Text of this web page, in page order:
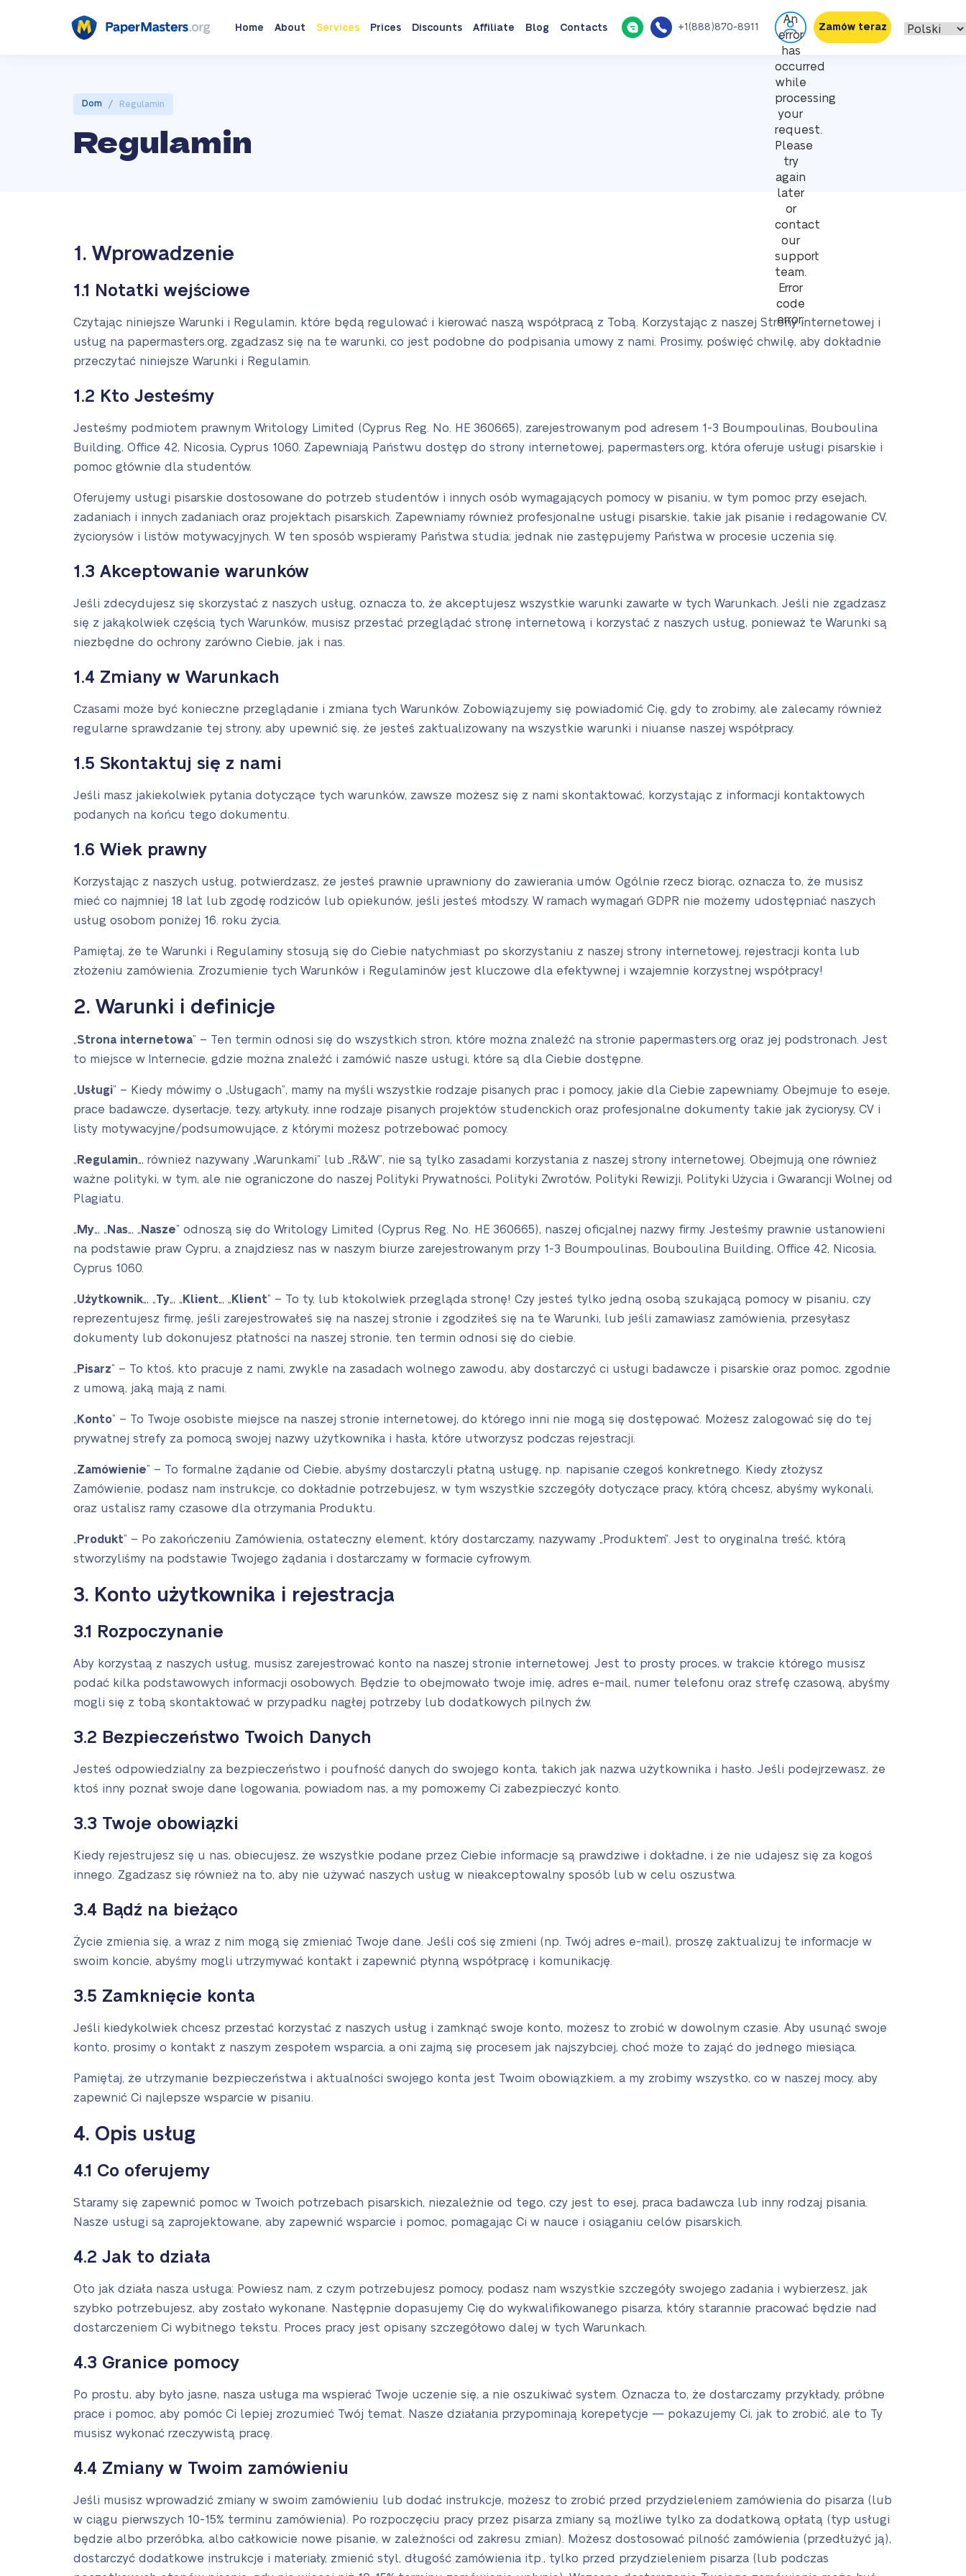
Home About Services Prices Discounts Affiliate Blog Contacts +1(888)870-8911
An
error
has
occurred
while
processing
your
request.
Please
try
again
later
or
contact
our
support
team.
Error
code
error:
Zamów teraz
Dom / Regulamin
Regulamin
1. Wprowadzenie
1.1 Notatki wejściowe
Czytając niniejsze Warunki i Regulamin, które będą regulować i kierować naszą współpracą z Tobą. Korzystając z naszej Strony internetowej i
usług na papermasters.org, zgadzasz się na te warunki, co jest podobne do podpisania umowy z nami. Prosimy, poświęć chwilę, aby dokładnie
przeczytać niniejsze Warunki i Regulamin.
1.2 Kto Jesteśmy
Jesteśmy podmiotem prawnym Writology Limited (Cyprus Reg. No. HE 360665), zarejestrowanym pod adresem 1-3 Boumpoulinas, Bouboulina
Building, Office 42, Nicosia, Cyprus 1060. Zapewniają Państwu dostęp do strony internetowej, papermasters.org, która oferuje usługi pisarskie i
pomoc głównie dla studentów.
Oferujemy usługi pisarskie dostosowane do potrzeb studentów i innych osób wymagających pomocy w pisaniu, w tym pomoc przy esejach,
zadaniach i innych zadaniach oraz projektach pisarskich. Zapewniamy również profesjonalne usługi pisarskie, takie jak pisanie i redagowanie CV,
życiorysów i listów motywacyjnych. W ten sposób wspieramy Państwa studia; jednak nie zastępujemy Państwa w procesie uczenia się.
1.3 Akceptowanie warunków
Jeśli zdecydujesz się skorzystać z naszych usług, oznacza to, że akceptujesz wszystkie warunki zawarte w tych Warunkach. Jeśli nie zgadzasz
się z jakąkolwiek częścią tych Warunków, musisz przestać przeglądać stronę internetową i korzystać z naszych usług, ponieważ te Warunki są
niezbędne do ochrony zarówno Ciebie, jak i nas.
1.4 Zmiany w Warunkach
Czasami może być konieczne przeglądanie i zmiana tych Warunków. Zobowiązujemy się powiadomić Cię, gdy to zrobimy, ale zalecamy również
regularne sprawdzanie tej strony, aby upewnić się, że jesteś zaktualizowany na wszystkie warunki i niuanse naszej współpracy.
1.5 Skontaktuj się z nami
Jeśli masz jakiekolwiek pytania dotyczące tych warunków, zawsze możesz się z nami skontaktować, korzystając z informacji kontaktowych
podanych na końcu tego dokumentu.
1.6 Wiek prawny
Korzystając z naszych usług, potwierdzasz, że jesteś prawnie uprawniony do zawierania umów. Ogólnie rzecz biorąc, oznacza to, że musisz
mieć co najmniej 18 lat lub zgodę rodziców lub opiekunów, jeśli jesteś młodszy. W ramach wymagań GDPR nie możemy udostępniać naszych
usług osobom poniżej 16. roku życia.
Pamiętaj, że te Warunki i Regulaminy stosują się do Ciebie natychmiast po skorzystaniu z naszej strony internetowej, rejestracji konta lub
złożeniu zamówienia. Zrozumienie tych Warunków i Regulaminów jest kluczowe dla efektywnej i wzajemnie korzystnej współpracy!
2. Warunki i definicje
„Strona internetowa” – Ten termin odnosi się do wszystkich stron, które można znaleźć na stronie papermasters.org oraz jej podstronach. Jest
to miejsce w Internecie, gdzie można znaleźć i zamówić nasze usługi, które są dla Ciebie dostępne.
„Usługi” – Kiedy mówimy o „Usługach”, mamy na myśli wszystkie rodzaje pisanych prac i pomocy, jakie dla Ciebie zapewniamy. Obejmuje to eseje,
prace badawcze, dysertacje, tezy, artykuły, inne rodzaje pisanych projektów studenckich oraz profesjonalne dokumenty takie jak życiorysy, CV i
listy motywacyjne/podsumowujące, z którymi możesz potrzebować pomocy.
„ Regulamin„, również nazywany „Warunkami” lub „R&W”, nie są tylko zasadami korzystania z naszej strony internetowej. Obejmują one również
ważne polityki, w tym, ale nie ograniczone do naszej Polityki Prywatności, Polityki Zwrotów, Polityki Rewizji, Polityki Użycia i Gwarancji Wolnej od
Plagiatu.
„ My„, „ Nas„, „ Nasze” odnoszą się do Writology Limited (Cyprus Reg. No. HE 360665), naszej oficjalnej nazwy firmy. Jesteśmy prawnie ustanowieni
na podstawie praw Cypru, a znajdziesz nas w naszym biurze zarejestrowanym przy 1-3 Boumpoulinas, Bouboulina Building, Office 42, Nicosia,
Cyprus 1060.
„Użytkownik„, „Ty„, „ Klient„, „ Klient” – To ty, lub ktokolwiek przegląda stronę! Czy jesteś tylko jedną osobą szukającą pomocy w pisaniu, czy
reprezentujesz firmę, jeśli zarejestrowałeś się na naszej stronie i zgodziłeś się na te Warunki, lub jeśli zamawiasz zamówienia, przesyłasz
dokumenty lub dokonujesz płatności na naszej stronie, ten termin odnosi się do ciebie.
„ Pisarz” – To ktoś, kto pracuje z nami, zwykle na zasadach wolnego zawodu, aby dostarczyć ci usługi badawcze i pisarskie oraz pomoc, zgodnie
z umową, jaką mają z nami.
„ Konto” – To Twoje osobiste miejsce na naszej stronie internetowej, do którego inni nie mogą się dostępować. Możesz zalogować się do tej
prywatnej strefy za pomocą swojej nazwy użytkownika i hasła, które utworzysz podczas rejestracji.
„Zamówienie” – To formalne żądanie od Ciebie, abyśmy dostarczyli płatną usługę, np. napisanie czegoś konkretnego. Kiedy złożysz
Zamówienie, podasz nam instrukcje, co dokładnie potrzebujesz, w tym wszystkie szczegóły dotyczące pracy, którą chcesz, abyśmy wykonali,
oraz ustalisz ramy czasowe dla otrzymania Produktu.
„ Produkt” – Po zakończeniu Zamówienia, ostateczny element, który dostarczamy, nazywamy „Produktem”. Jest to oryginalna treść, którą
stworzyliśmy na podstawie Twojego żądania i dostarczamy w formacie cyfrowym.
3. Konto użytkownika i rejestracja
3.1 Rozpoczynanie
Aby korzystaą z naszych usług, musisz zarejestrować konto na naszej stronie internetowej. Jest to prosty proces, w trakcie którego musisz
podać kilka podstawowych informacji osobowych. Będzie to obejmowało twoje imię, adres e-mail, numer telefonu oraz strefę czasową, abyśmy
mogli się z tobą skontaktować w przypadku nagłej potrzeby lub dodatkowych pilnych źw.
3.2 Bezpieczeństwo Twoich Danych
Jesteś odpowiedzialny za bezpieczeństwo i poufność danych do swojego konta, takich jak nazwa użytkownika i hasło. Jeśli podejrzewasz, że
ktoś inny poznał swoje dane logowania, powiadom nas, a my pomожemy Ci zabezpieczyć konto.
3.3 Twoje obowiązki
Kiedy rejestrujesz się u nas, obiecujesz, że wszystkie podane przez Ciebie informacje są prawdziwe i dokładne, i że nie udajesz się za kogoś
innego. Zgadzasz się również na to, aby nie używać naszych usług w nieakceptowalny sposób lub w celu oszustwa.
3.4 Bądź na bieżąco
Życie zmienia się, a wraz z nim mogą się zmieniać Twoje dane. Jeśli coś się zmieni (np. Twój adres e-mail), proszę zaktualizuj te informacje w
swoim koncie, abyśmy mogli utrzymywać kontakt i zapewnić płynną współpracę i komunikację.
3.5 Zamknięcie konta
Jeśli kiedykolwiek chcesz przestać korzystać z naszych usług i zamknąć swoje konto, możesz to zrobić w dowolnym czasie. Aby usunąć swoje
konto, prosimy o kontakt z naszym zespołem wsparcia, a oni zajmą się procesem jak najszybciej, choć może to zająć do jednego miesiąca.
Pamiętaj, że utrzymanie bezpieczeństwa i aktualności swojego konta jest Twoim obowiązkiem, a my zrobimy wszystko, co w naszej mocy, aby
zapewnić Ci najlepsze wsparcie w pisaniu.
4. Opis usług
4.1 Co oferujemy
Staramy się zapewnić pomoc w Twoich potrzebach pisarskich, niezależnie od tego, czy jest to esej, praca badawcza lub inny rodzaj pisania.
Nasze usługi są zaprojektowane, aby zapewnić wsparcie i pomoc, pomagając Ci w nauce i osiąganiu celów pisarskich.
4.2 Jak to działa
Oto jak działa nasza usługa: Powiesz nam, z czym potrzebujesz pomocy, podasz nam wszystkie szczegóły swojego zadania i wybierzesz, jak
szybko potrzebujesz, aby zostało wykonane. Następnie dopasujemy Cię do wykwalifikowanego pisarza, który starannie pracować będzie nad
dostarczeniem Ci wybitnego tekstu. Proces pracy jest opisany szczegółowo dalej w tych Warunkach.
4.3 Granice pomocy
Po prostu, aby było jasne, nasza usługa ma wspierać Twoje uczenie się, a nie oszukiwać system. Oznacza to, że dostarczamy przykłady, próbne
prace i pomoc, aby pomóc Ci lepiej zrozumieć Twój temat. Nasze działania przypominają korepetycje — pokazujemy Ci, jak to zrobić, ale to Ty
musisz wykonać rzeczywistą pracę.
4.4 Zmiany w Twoim zamówieniu
Jeśli musisz wprowadzić zmiany w swoim zamówieniu lub dodać instrukcje, możesz to zrobić przed przydzieleniem zamówienia do pisarza (lub
w ciągu pierwszych 10-15% terminu zamówienia). Po rozpoczęciu pracy przez pisarza zmiany są możliwe tylko za dodatkową opłatą (typ usługi
będzie albo przeróbka, albo całkowicie nowe pisanie, w zależności od zakresu zmian). Możesz dostosować pilność zamówienia (przedłużyć ją),
dostarczyć dodatkowe instrukcje i materiały, zmienić styl, długość zamówienia itp., tylko przed przydzieleniem pisarza (lub podczas